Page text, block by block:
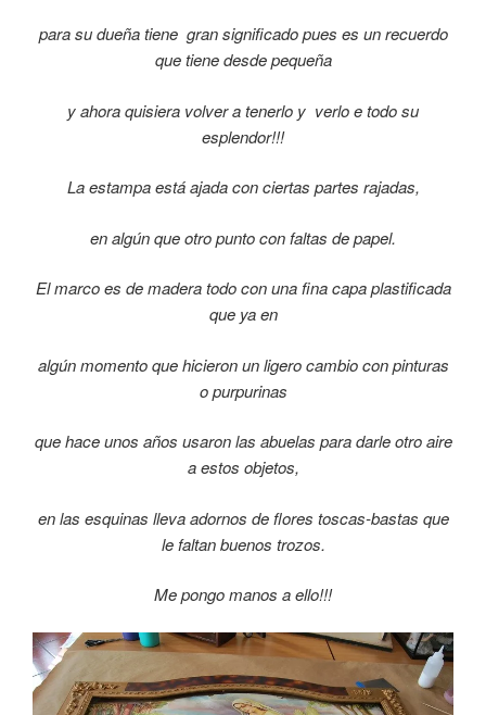
para su dueña tiene gran significado pues es un recuerdo
que tiene desde pequeña
y ahora quisiera volver a tenerlo y verlo e todo su
esplendor!!!
La estampa está ajada con ciertas partes rajadas,
en algún que otro punto con faltas de papel.
El marco es de madera todo con una fina capa plastificada
que ya en
algún momento que hicieron un ligero cambio con pinturas
o purpurinas
que hace unos años usaron las abuelas para darle otro aire
a estos objetos,
en las esquinas lleva adornos de flores toscas-bastas que
le faltan buenos trozos.
Me pongo manos a ello!!!